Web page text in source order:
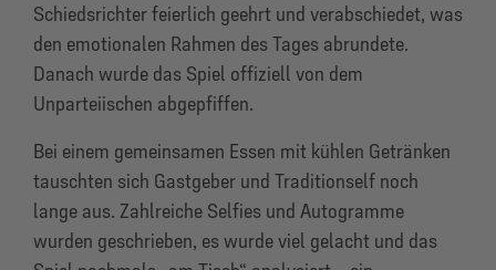
Schiedsrichter feierlich geehrt und verabschiedet, was
den emotionalen Rahmen des Tages abrundete.
Danach wurde das Spiel offiziell von dem
Unparteiischen abgepfiffen.
Bei einem gemeinsamen Essen mit kühlen Getränken
tauschten sich Gastgeber und Traditionself noch
lange aus. Zahlreiche Selfies und Autogramme
wurden geschrieben, es wurde viel gelacht und das